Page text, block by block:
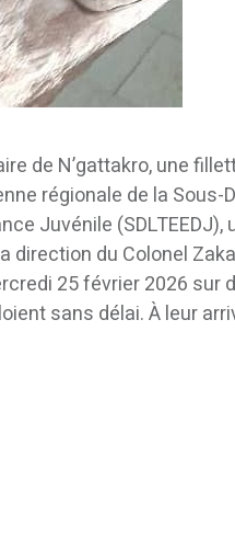
de N’gattakro, une
régionale de la Sous-
Juvénile (SDLTEEDJ),
du Colonel
25 février 2026 sur
sans délai. À leur